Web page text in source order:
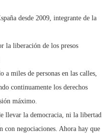
desde 2009, integrante de la
la liberación de los presos
a miles de personas en las calles,
continuamente los derechos
máximo.
llevar la democracia, ni la libertad
con negociaciones. Ahora hay que